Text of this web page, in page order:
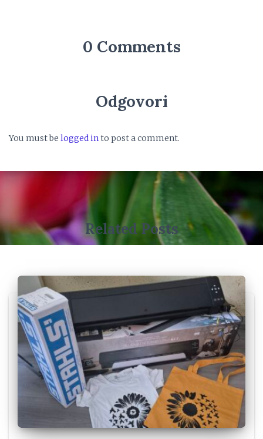
0 Comments
Odgovori
You must be logged into post a comment.
Related Posts